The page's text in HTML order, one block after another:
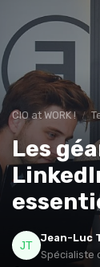
CIO at WORK !
Les
Jean-Luc
Spécialiste